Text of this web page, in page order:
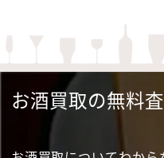
お酒買取の無料